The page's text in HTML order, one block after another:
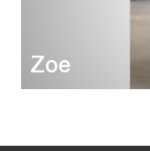
Zoe